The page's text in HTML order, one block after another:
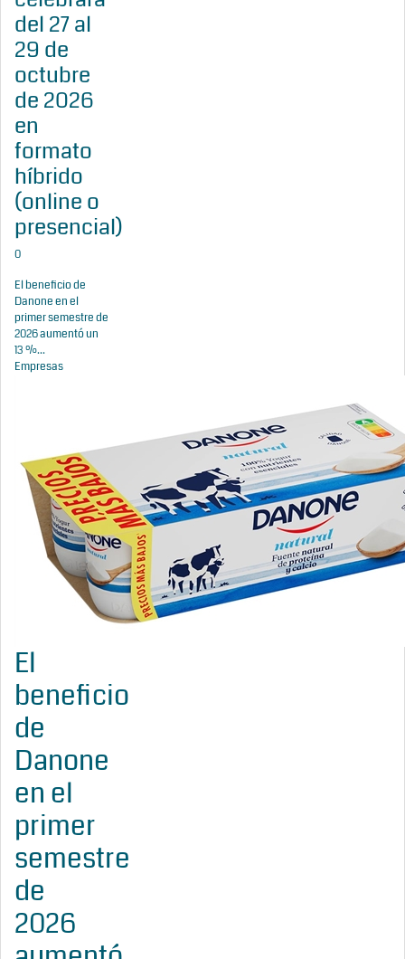
del 27 al
29 de
octubre
de 2026
en
formato
híbrido
(online o
presencial)
0
El beneficio de
Danone en el
primer semestre de
2026 aumentó un
13 %...
Empresas
El
beneficio
de
Danone
en el
primer
semestre
de
2026